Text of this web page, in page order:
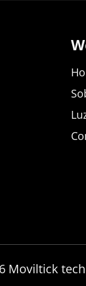
Moviltick